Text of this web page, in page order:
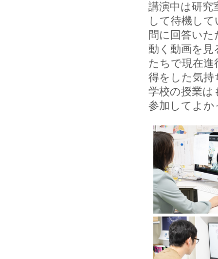
講演中は研究
して待機し
問に回答い
動く動画を
たちで現在
得をした気
学校の授業
参加してよ